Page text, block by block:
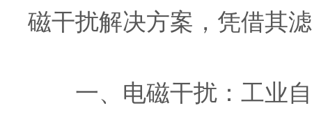
磁干扰解决方案，凭借其
一、电磁干扰：工业自